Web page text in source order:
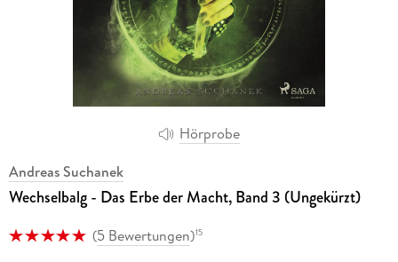
Hörprobe
Andreas Suchanek
Wechselbalg - Das Erbe der Macht, Band 3 (Ungekürzt)
(5 Bewertungen)15